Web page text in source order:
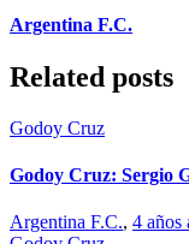
Argentina F.C.
Related posts
Godoy Cruz
Godoy Cruz: Sergio
Argentina F.C., 4 años